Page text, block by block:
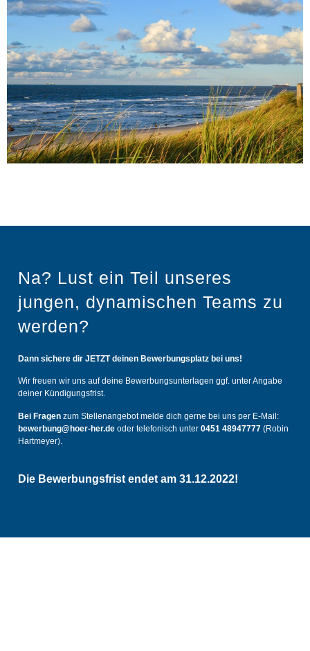
Na? Lust ein Teil unseres
jungen, dynamischen Teams zu
werden?
Dann sichere dir JETZT deinen Bewerbungsplatz bei uns!
Wir freuen wir uns auf deine Bewerbungsunterlagen ggf. unter Angabe
deiner Kündigungsfrist.
Bei Fragen zum Stellenangebot melde dich gerne bei uns per E-Mail:
bewerbung@hoer-her.de oder telefonisch unter 0451 48947777 (Robin
Hartmeyer).
Die Bewerbungsfrist endet am 31.12.2022!